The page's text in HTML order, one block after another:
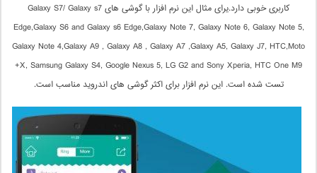
کاربری خوبی دارد.یرای مثال این نرم افزار با گوشی های Galaxy S7/ Galaxy s7
Edge,Galaxy S6 and Galaxy s6 Edge,Galaxy Note 7, Galaxy Note 6, Galaxy Note 5,
Galaxy Note 4,Galaxy A9 , Galaxy A8 , Galaxy A7 ,Galaxy A5, Galaxy J7, HTC,Moto
X, Samsung Galaxy S4, Google Nexus 5, LG G2 and Sony Xperia, HTC One M9+
تست شده است. این نرم افزار برای اکثر گوشی های اندروید مناسب است.